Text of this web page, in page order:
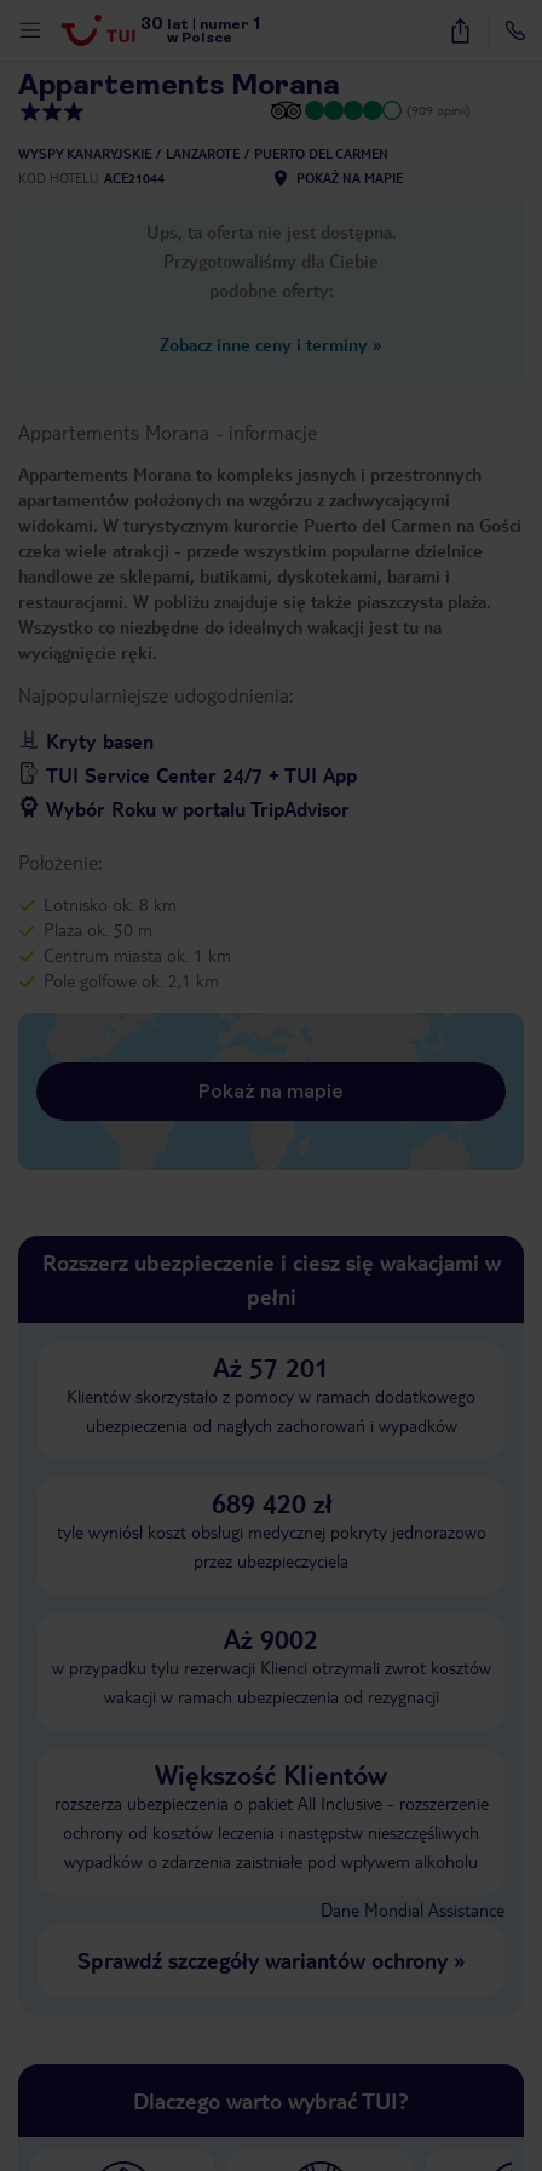
30 lat numer 1
w Polsce
26
Appartements Morana
(909 opinii)
WYSPY KANARYJSKIE LANZAROTE
PUERTO DEL CARMEN
KOD HOTELU ACE21044 POKAŻ NA MAPIE
Ups, ta oferta nie jest dostępna.
Przygotowaliśmy dla Ciebie
podobne oferty:
Zobacz inne ceny i terminy »
Appartements Morana - informacje
Appartements Morana to kompleks jasnych i przestronnych
apartamentów położonych na wzgórzu z zachwycającymi
widokami. W turystycznym kurorcie Puerto del Carmen na Gości
czeka wiele atrakcji - przede wszystkim popularne dzielnice
handlowe ze sklepami, butikami, dyskotekami, barami i
restauracjami. W pobliżu znajduje się także piaszczysta plaża.
Wszystko co niezbędne do idealnych wakacji jest tu na
wyciągnięcie ręki.
Najpopularniejsze udogodnienia:
Kryty basen
TUI Service Center 24/7 + TUI App
Wybór Roku w portalu TripAdvisor
Położenie:
Lotnisko ok. 8 km
Plaża ok. 50 m
Centrum miasta ok. 1 km
Pole golfowe ok. 2,1 km
Pokaż na mapie
Rozszerz ubezpieczenie i ciesz się wakacjami w
pełni
Aż 57 201
Klientów skorzystało z pomocy w ramach dodatkowego
ubezpieczenia od nagłych zachorowań i wypadków
689 420 zł
tyle wyniósł koszt obsługi medycznej pokryty jednorazowo
przez ubezpieczyciela
Aż 9002
w przypadku tylu rezerwacji Klienci otrzymali zwrot kosztów
wakacji w ramach ubezpieczenia od rezygnacji
Większość Klientów
rozszerza ubezpieczenia o pakiet All Inclusive - rozszerzenie
ochrony od kosztów leczenia i następstw nieszczęśliwych
wypadków o zdarzenia zaistniałe pod wpływem alkoholu
Dane Mondial Assistance
Sprawdź szczegóły wariantów ochrony»
Dlaczego warto wybrać TUI?